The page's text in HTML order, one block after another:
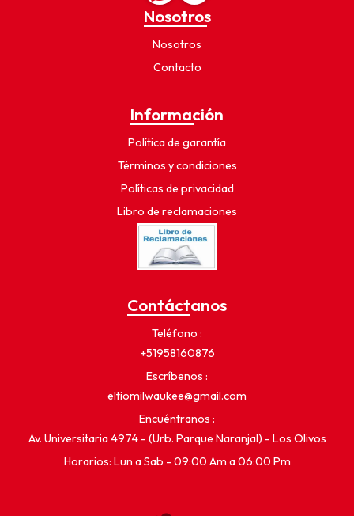
Nosotros
Nosotros
Contacto
Información
Política de garantía
Términos y condiciones
Políticas de privacidad
Libro de reclamaciones
Contáctanos
Teléfono
+51958160876
Escríbenos
eltiomilwaukee@gmail.com
Encuéntranos
Av. Universitaria 4974 - (Urb. Parque Naranjal) - Los Olivos
Horarios: Lun a Sab - 09:00 Am a 06:00 Pm